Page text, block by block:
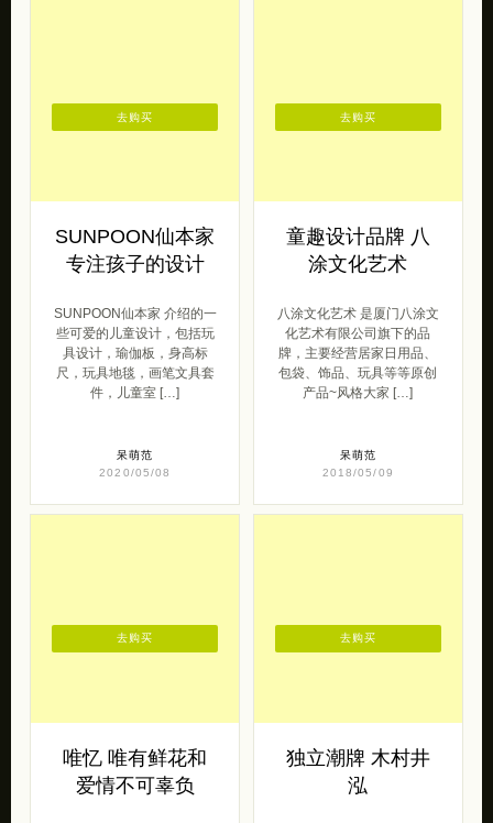
SUNPOON仙本家
专注孩子的设计
SUNPOON仙本家 介绍的一
些可爱的儿童设计，包括玩
具设计，瑜伽板，身高标
尺，玩具地毯，画笔文具套
件，儿童室 […]
呆萌范
2020/05/08
去购买
童趣设计品牌 八
涂文化艺术
八涂文化艺术 是厦门八涂文
化艺术有限公司旗下的品
牌，主要经营居家日用品、
包袋、饰品、玩具等等原创
产品~风格大家 […]
呆萌范
2018/05/09
去购买
唯忆 唯有鲜花和
爱情不可辜负
去购买
独立潮牌 木村井
泓
去购买